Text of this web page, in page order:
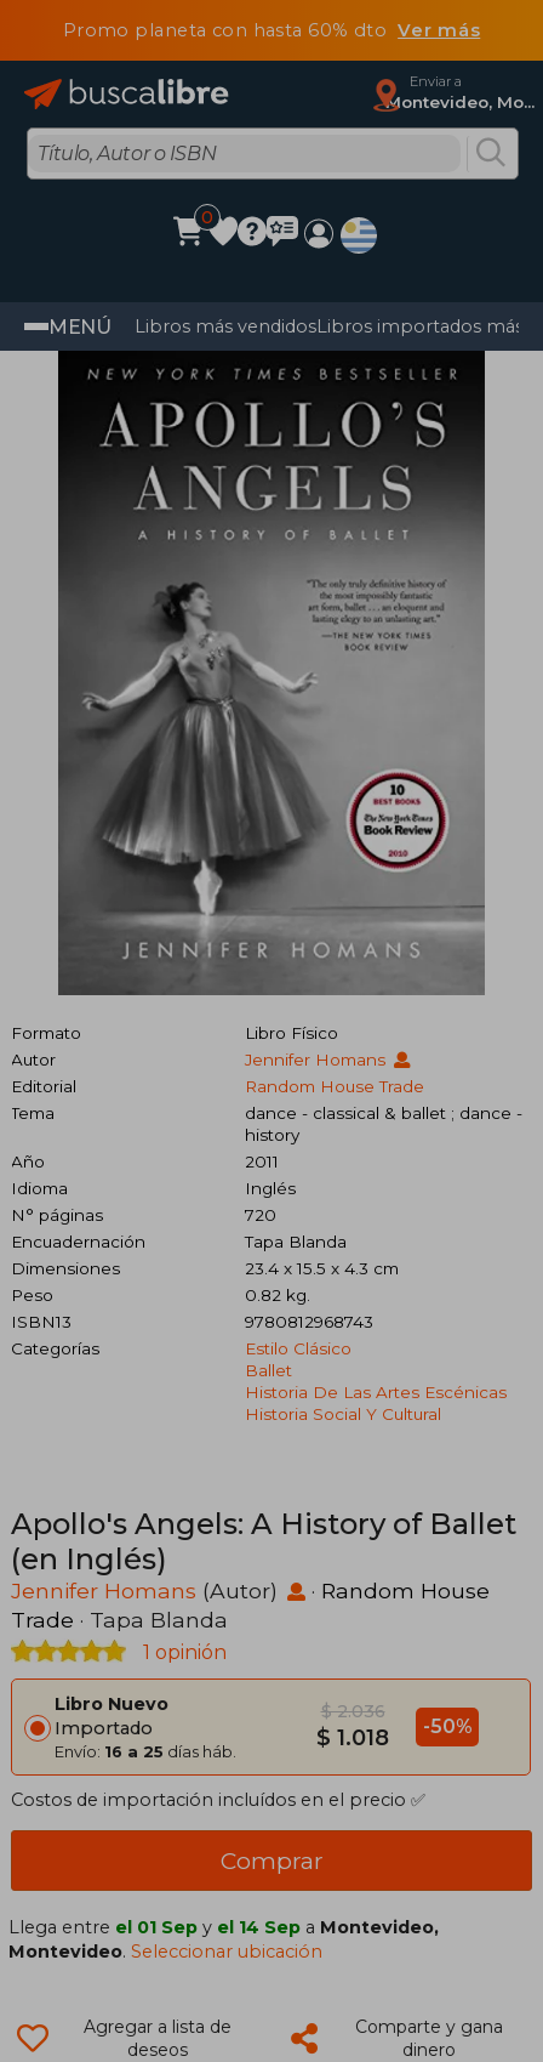
Promo planeta con hasta 60% dtoVer más
Enviar a
Montevideo, Montevideo
0
MENÚ Libros más vendidosLibros importados más
Formato
Libro Físico
Autor
Jennifer Homans
Editorial
Random House Trade
Tema
dance - classical & ballet ; dance -
history
Año
2011
Idioma
Inglés
N° páginas
720
Encuadernación
Tapa Blanda
Dimensiones
23.4 x 15.5 x 4.3 cm
Peso
0.82 kg.
ISBN13
9780812968743
Categorías
Estilo Clásico
Ballet
Historia De Las Artes Escénicas
Historia Social Y Cultural
Apollo's Angels: A History of Ballet
(en Inglés)
Jennifer Homans (Autor) · Random House
Trade · Tapa Blanda
1 opinión
Libro Nuevo
Importado
Envío: 16 a 25 días háb.
$ 2.036
$ 1.018 -50%
Costos de importación incluídos en el precio ✅
Comprar
Llega entre el 01 Sep y el 14 Sep a Montevideo,
Montevideo.Seleccionar ubicación
Agregar a lista de
deseos
Comparte y gana
dinero